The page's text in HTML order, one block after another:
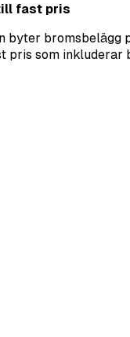
fast pris
som inkluderar